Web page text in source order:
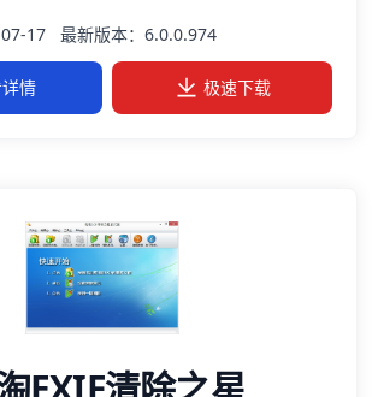
17 最新版本：6.0.0.974
情 极速下载